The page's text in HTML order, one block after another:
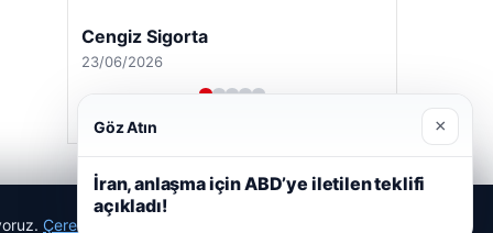
Cengiz Sigorta
23/06/2026
Çerez Politikamız
Göz Atın ×
İran, anlaşma için ABD’ye iletilen teklifi
açıkladı!